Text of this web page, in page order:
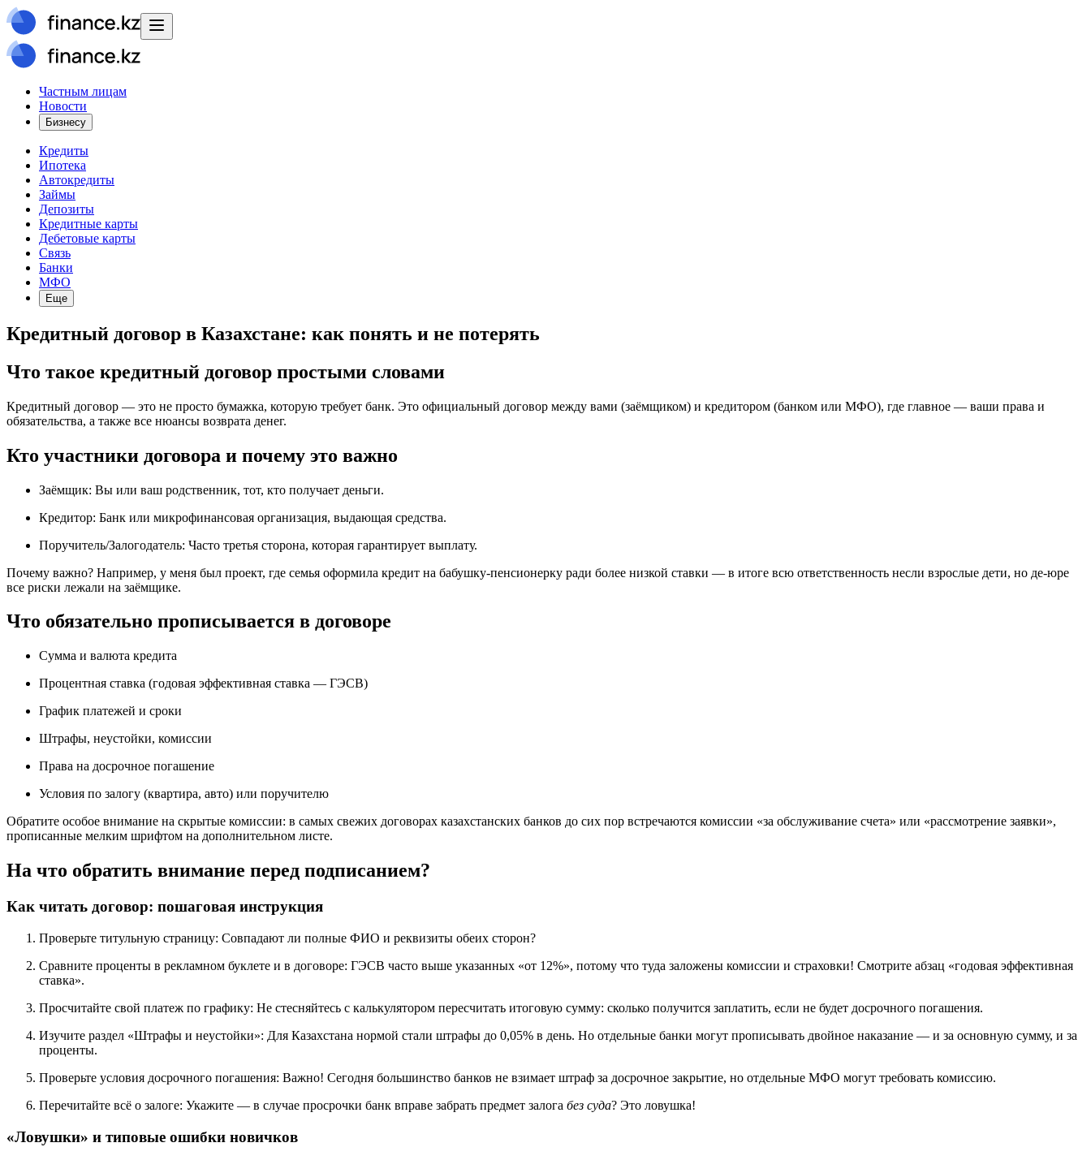
Частным лицам
Новости
Бизнесу
Кредиты
Ипотека
Автокредиты
Займы
Депозиты
Кредитные карты
Дебетовые карты
Связь
Банки
МФО
Еще
Кредитный договор в Казахстане: как понять и не потерять
Что такое кредитный договор простыми словами
Кредитный договор — это не просто бумажка, которую требует банк. Это официальный договор между вами (заёмщиком) и кредитором (банком или МФО), где главное — ваши права и
обязательства, а также все нюансы возврата денег.
Кто участники договора и почему это важно
Заёмщик: Вы или ваш родственник, тот, кто получает деньги.
Кредитор: Банк или микрофинансовая организация, выдающая средства.
Поручитель/Залогодатель: Часто третья сторона, которая гарантирует выплату.
Почему важно? Например, у меня был проект, где семья оформила кредит на бабушку-пенсионерку ради более низкой ставки — в итоге всю ответственность несли взрослые дети, но де-юре
все риски лежали на заёмщике.
Что обязательно прописывается в договоре
Сумма и валюта кредита
Процентная ставка (годовая эффективная ставка — ГЭСВ)
График платежей и сроки
Штрафы, неустойки, комиссии
Права на досрочное погашение
Условия по залогу (квартира, авто) или поручителю
Обратите особое внимание на скрытые комиссии: в самых свежих договорах казахстанских банков до сих пор встречаются комиссии «за обслуживание счета» или «рассмотрение заявки»,
прописанные мелким шрифтом на дополнительном листе.
На что обратить внимание перед подписанием?
Как читать договор: пошаговая инструкция
Проверьте титульную страницу: Совпадают ли полные ФИО и реквизиты обеих сторон?
Сравните проценты в рекламном буклете и в договоре: ГЭСВ часто выше указанных «от 12%», потому что туда заложены комиссии и страховки! Смотрите абзац «годовая эффективная
ставка».
Просчитайте свой платеж по графику: Не стесняйтесь с калькулятором пересчитать итоговую сумму: сколько получится заплатить, если не будет досрочного погашения.
Изучите раздел «Штрафы и неустойки»: Для Казахстана нормой стали штрафы до 0,05% в день. Но отдельные банки могут прописывать двойное наказание — и за основную сумму, и за
проценты.
Проверьте условия досрочного погашения: Важно! Сегодня большинство банков не взимает штраф за досрочное закрытие, но отдельные МФО могут требовать комиссию.
Перечитайте всё о залоге: Укажите — в случае просрочки банк вправе забрать предмет залога без суда? Это ловушка!
«Ловушки» и типовые ошибки новичков